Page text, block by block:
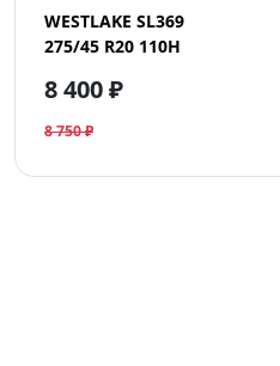
WESTLAKE SL369
275/45 R20 110H
8 400 ₽
8 750 ₽